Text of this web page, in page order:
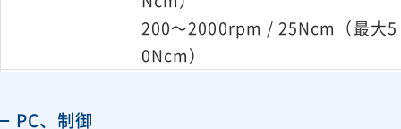
200～2000rpm / 25Ncm（最大5
0Ncm）
PC、制御